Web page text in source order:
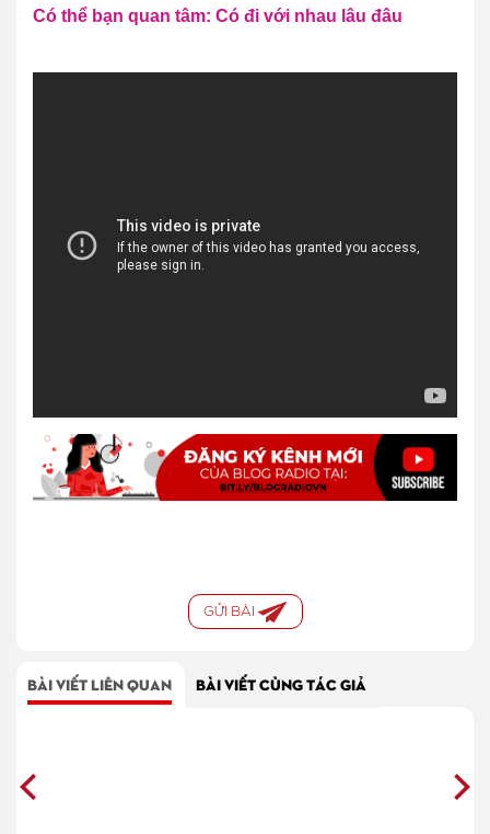
Có thể bạn quan tâm: Có đi với nhau lâu đâu
GỬI BÀI
BÀI VIẾT LIÊN QUAN BÀI VIẾT CÙNG TÁC GIẢ